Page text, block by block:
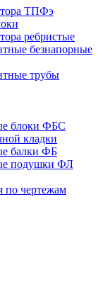
ТПФэ
ребристые
безнапорные
трубы
блоки ФБС
кладки
балки ФБ
подушки ФЛ
по чертежам